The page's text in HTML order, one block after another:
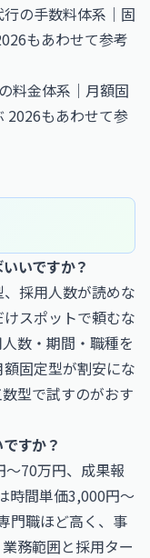
行の手数料体系｜固
もあわせて参考
料金体系｜月額固
2026もあわせて参
いですか？
採用人数が読めな
スポットで頼むな
数・期間・職種を
固定型が割安にな
型で試すのがおす
すか？
70万円、成果報
時間単価3,000円〜
門職ほど高く、事
務範囲と採用ター